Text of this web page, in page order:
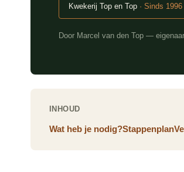
Kwekerij Top en Top · Sinds 1996
Door Marcel van den Top —
INHOUD
Wat heb je nodig?Stappenplan